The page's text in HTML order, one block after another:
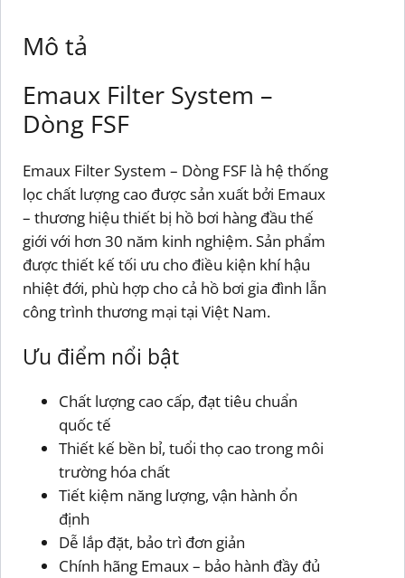
Mô tả
Emaux Filter System –
Dòng FSF
Emaux Filter System – Dòng FSF là hệ thống
lọc chất lượng cao được sản xuất bởi Emaux
– thương hiệu thiết bị hồ bơi hàng đầu thế
giới với hơn 30 năm kinh nghiệm. Sản phẩm
được thiết kế tối ưu cho điều kiện khí hậu
nhiệt đới, phù hợp cho cả hồ bơi gia đình lẫn
công trình thương mại tại Việt Nam.
Ưu điểm nổi bật
Chất lượng cao cấp, đạt tiêu chuẩn
quốc tế
Thiết kế bền bỉ, tuổi thọ cao trong môi
trường hóa chất
Tiết kiệm năng lượng, vận hành ổn
định
Dễ lắp đặt, bảo trì đơn giản
Chính hãng Emaux – bảo hành đầy đủ